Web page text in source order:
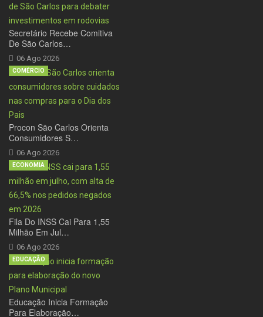
Secretário Recebe Comitiva
De São Carlos…
06 Ago 2026
Procon São Carlos Orienta
Consumidores S…
06 Ago 2026
COMÉRCIO
Fila Do INSS Cai Para 1,55
Milhão Em Jul…
06 Ago 2026
ECONOMIA
Educação Inicia Formação
Para Elaboração…
EDUCAÇÃO